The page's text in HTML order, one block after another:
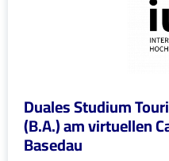
Duales Studium
(B.A.) am virtuellen
Basedau